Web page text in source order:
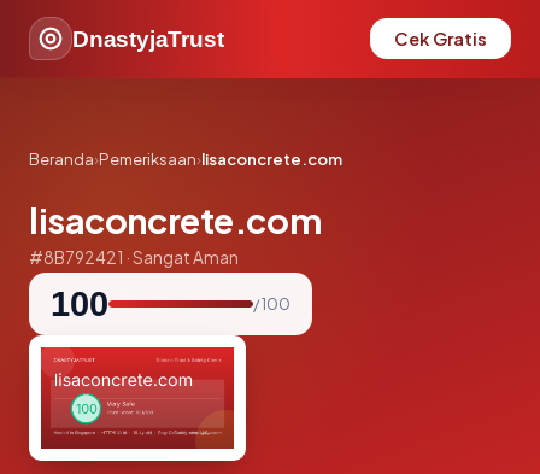
DnastyjaTrust Cek Gratis
Beranda›Pemeriksaan›lisaconcrete.com
lisaconcrete.com
#8B792421 · Sangat Aman
100 / 100